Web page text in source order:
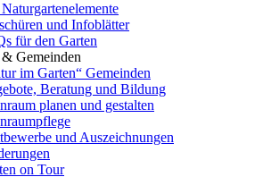
und Infoblätter
für den Garten
Gemeinden
im Garten“ Gemeinden
Beratung und Bildung
planen und gestalten
und Auszeichnungen
on Tour